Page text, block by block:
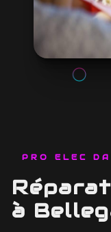
PRO ELEC
réparation lave-linge
à